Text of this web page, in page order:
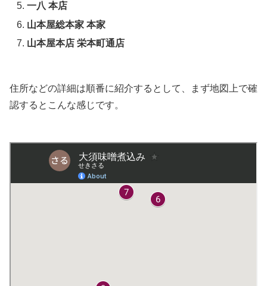
一八 本店
山本屋総本家 本家
山本屋本店 栄本町通店
住所などの詳細は順番に紹介するとして、まず地図上で確
認するとこんな感じです。